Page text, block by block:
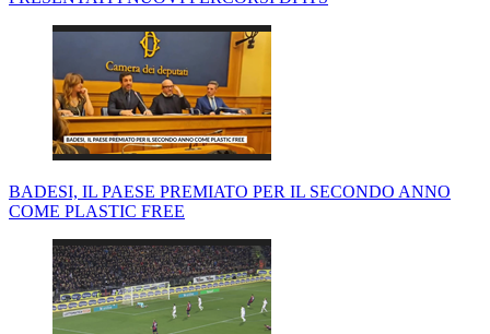
BADESI, IL PAESE PREMIATO PER IL SECONDO ANNO
COME PLASTIC FREE